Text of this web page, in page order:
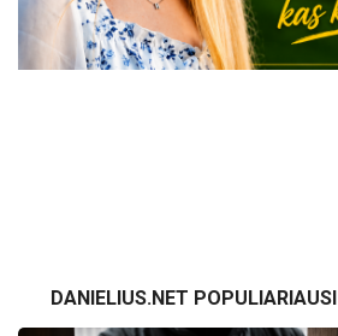
DANIELIUS.NET POPULIARIAUSI